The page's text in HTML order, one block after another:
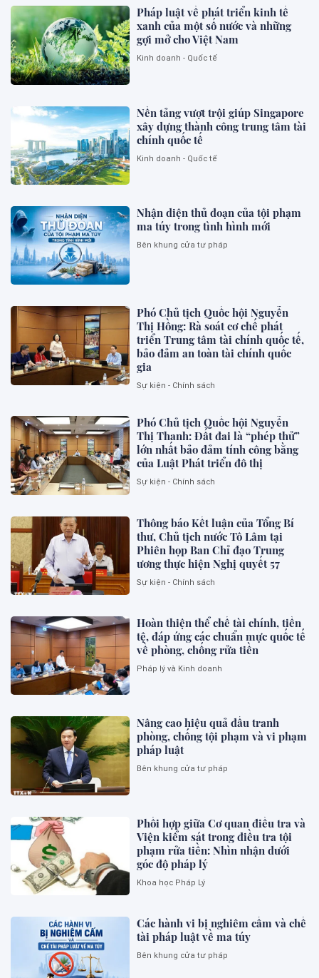
Pháp luật về phát triển kinh tế
xanh của một số nước và những
gợi mở cho Việt Nam
Kinh doanh - Quốc tế
Nền tảng vượt trội giúp Singapore
xây dựng thành công trung tâm tài
chính quốc tế
Kinh doanh - Quốc tế
Nhận diện thủ đoạn của tội phạm
ma túy trong tình hình mới
Bên khung cửa tư pháp
Phó Chủ tịch Quốc hội Nguyễn
Thị Hồng: Rà soát cơ chế phát
triển Trung tâm tài chính quốc tế,
bảo đảm an toàn tài chính quốc
gia
Sự kiện - Chính sách
Phó Chủ tịch Quốc hội Nguyễn
Thị Thanh: Đất đai là “phép thử”
lớn nhất bảo đảm tính công bằng
của Luật Phát triển đô thị
Sự kiện - Chính sách
Thông báo Kết luận của Tổng Bí
thư, Chủ tịch nước Tô Lâm tại
Phiên họp Ban Chỉ đạo Trung
ương thực hiện Nghị quyết 57
Sự kiện - Chính sách
Hoàn thiện thể chế tài chính, tiền
tệ, đáp ứng các chuẩn mực quốc tế
về phòng, chống rửa tiền
Pháp lý và Kinh doanh
Nâng cao hiệu quả đấu tranh
phòng, chống tội phạm và vi phạm
pháp luật
Bên khung cửa tư pháp
Phối hợp giữa Cơ quan điều tra và
Viện kiểm sát trong điều tra tội
phạm rửa tiền: Nhìn nhận dưới
góc độ pháp lý
Khoa học Pháp Lý
Các hành vi bị nghiêm cấm và chế
tài pháp luật về ma túy
Bên khung cửa tư pháp